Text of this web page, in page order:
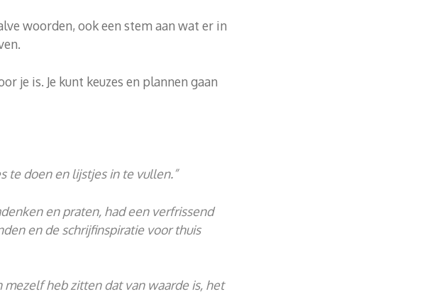
woorden, ook een stem aan wat er in
je is. Je kunt keuzes en plannen gaan
te doen en lijstjes in te vullen.”
en praten, had een verfrissend
en de schrijfinspiratie voor thuis
heb zitten dat van waarde is, het